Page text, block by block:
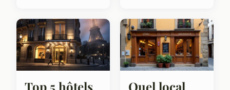
Top 5 hôtels
Quel local